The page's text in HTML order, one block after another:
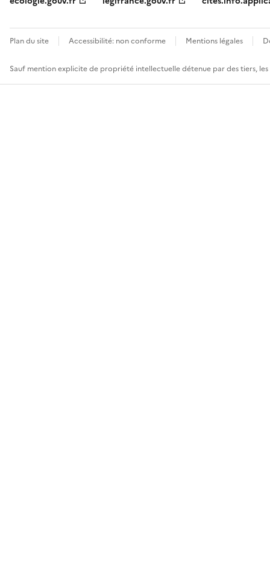
Plan du site Accessibilité: non conforme Mentions légales
Sauf mention explicite de propriété intellectuelle détenue par des tiers,